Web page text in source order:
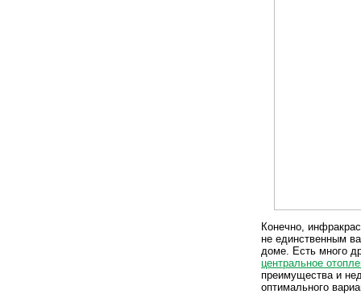
Конечно,
не единственным
доме. Есть много
центральное
преимущества и
оптимального